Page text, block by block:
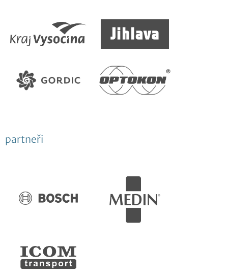
04
2026
Digitální nomádství a dlouhodobé cestování |
přednáška pro veřejnost
Výukové centrum VŠPJ
04
2026
Sportujme s VŠPJ 2026
Masarykovo náměstí Jihlava
partneři